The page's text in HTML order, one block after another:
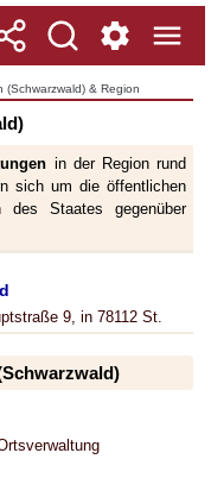
(Schwarzwald) & Region
in der Region rund
sich um die öffentlichen
des Staates gegenüber
9, in 78112 St.